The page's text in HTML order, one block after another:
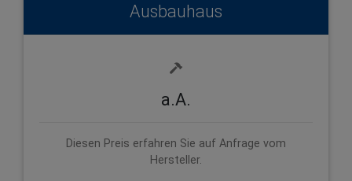
Ausbauhaus
a.A.
Diesen Preis erfahren Sie auf Anfrage vom
Hersteller.